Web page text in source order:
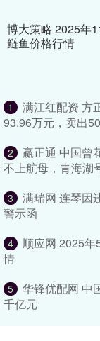
博大策略 2025年
鲢鱼价格行情
1
满江红配资 方
93.96万元，卖出
2
赢正通 中国曾
不上航母，青海湖
3
满瑞网 连琴因
警示函
4
顺应网 2025
情
5
华锋优配网 中
千亿元